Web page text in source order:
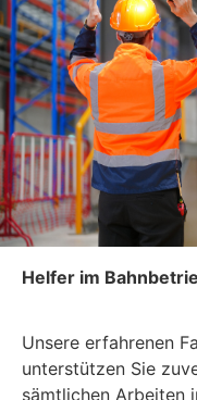
Helfer im
Unsere erfahrenen
unterstützen Sie
sämtlichen Arbeiten